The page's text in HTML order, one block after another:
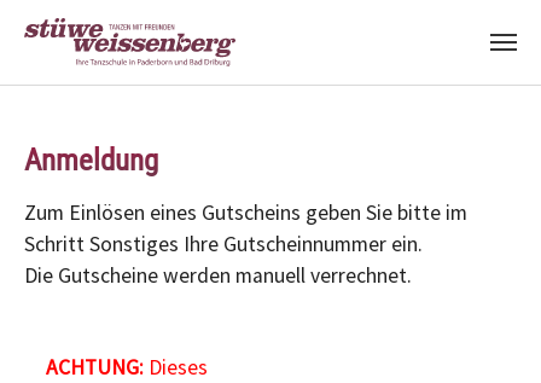
Anmeldung
Zum Einlösen eines Gutscheins geben Sie bitte im
Schritt Sonstiges Ihre Gutscheinnummer ein.
Die Gutscheine werden manuell verrechnet.
ACHTUNG:Dieses